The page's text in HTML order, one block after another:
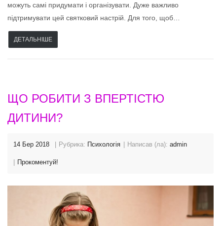
можуть самі придумати і організувати. Дуже важливо
підтримувати цей святковий настрій. Для того, щоб…
ДЕТАЛЬНІШЕ
ЩО РОБИТИ З ВПЕРТІСТЮ
ДИТИНИ?
14 Бер 2018 Рубрика: Психологія Написав (ла): admin
Прокоментуй!